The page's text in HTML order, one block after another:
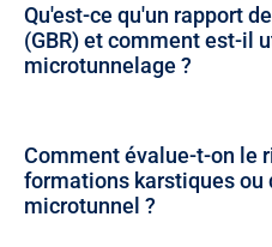
Qu'est-ce qu'un rapport
(GBR) et comment est-il
microtunnelage ?
Comment évalue-t-on le
formations karstiques ou
microtunnel ?